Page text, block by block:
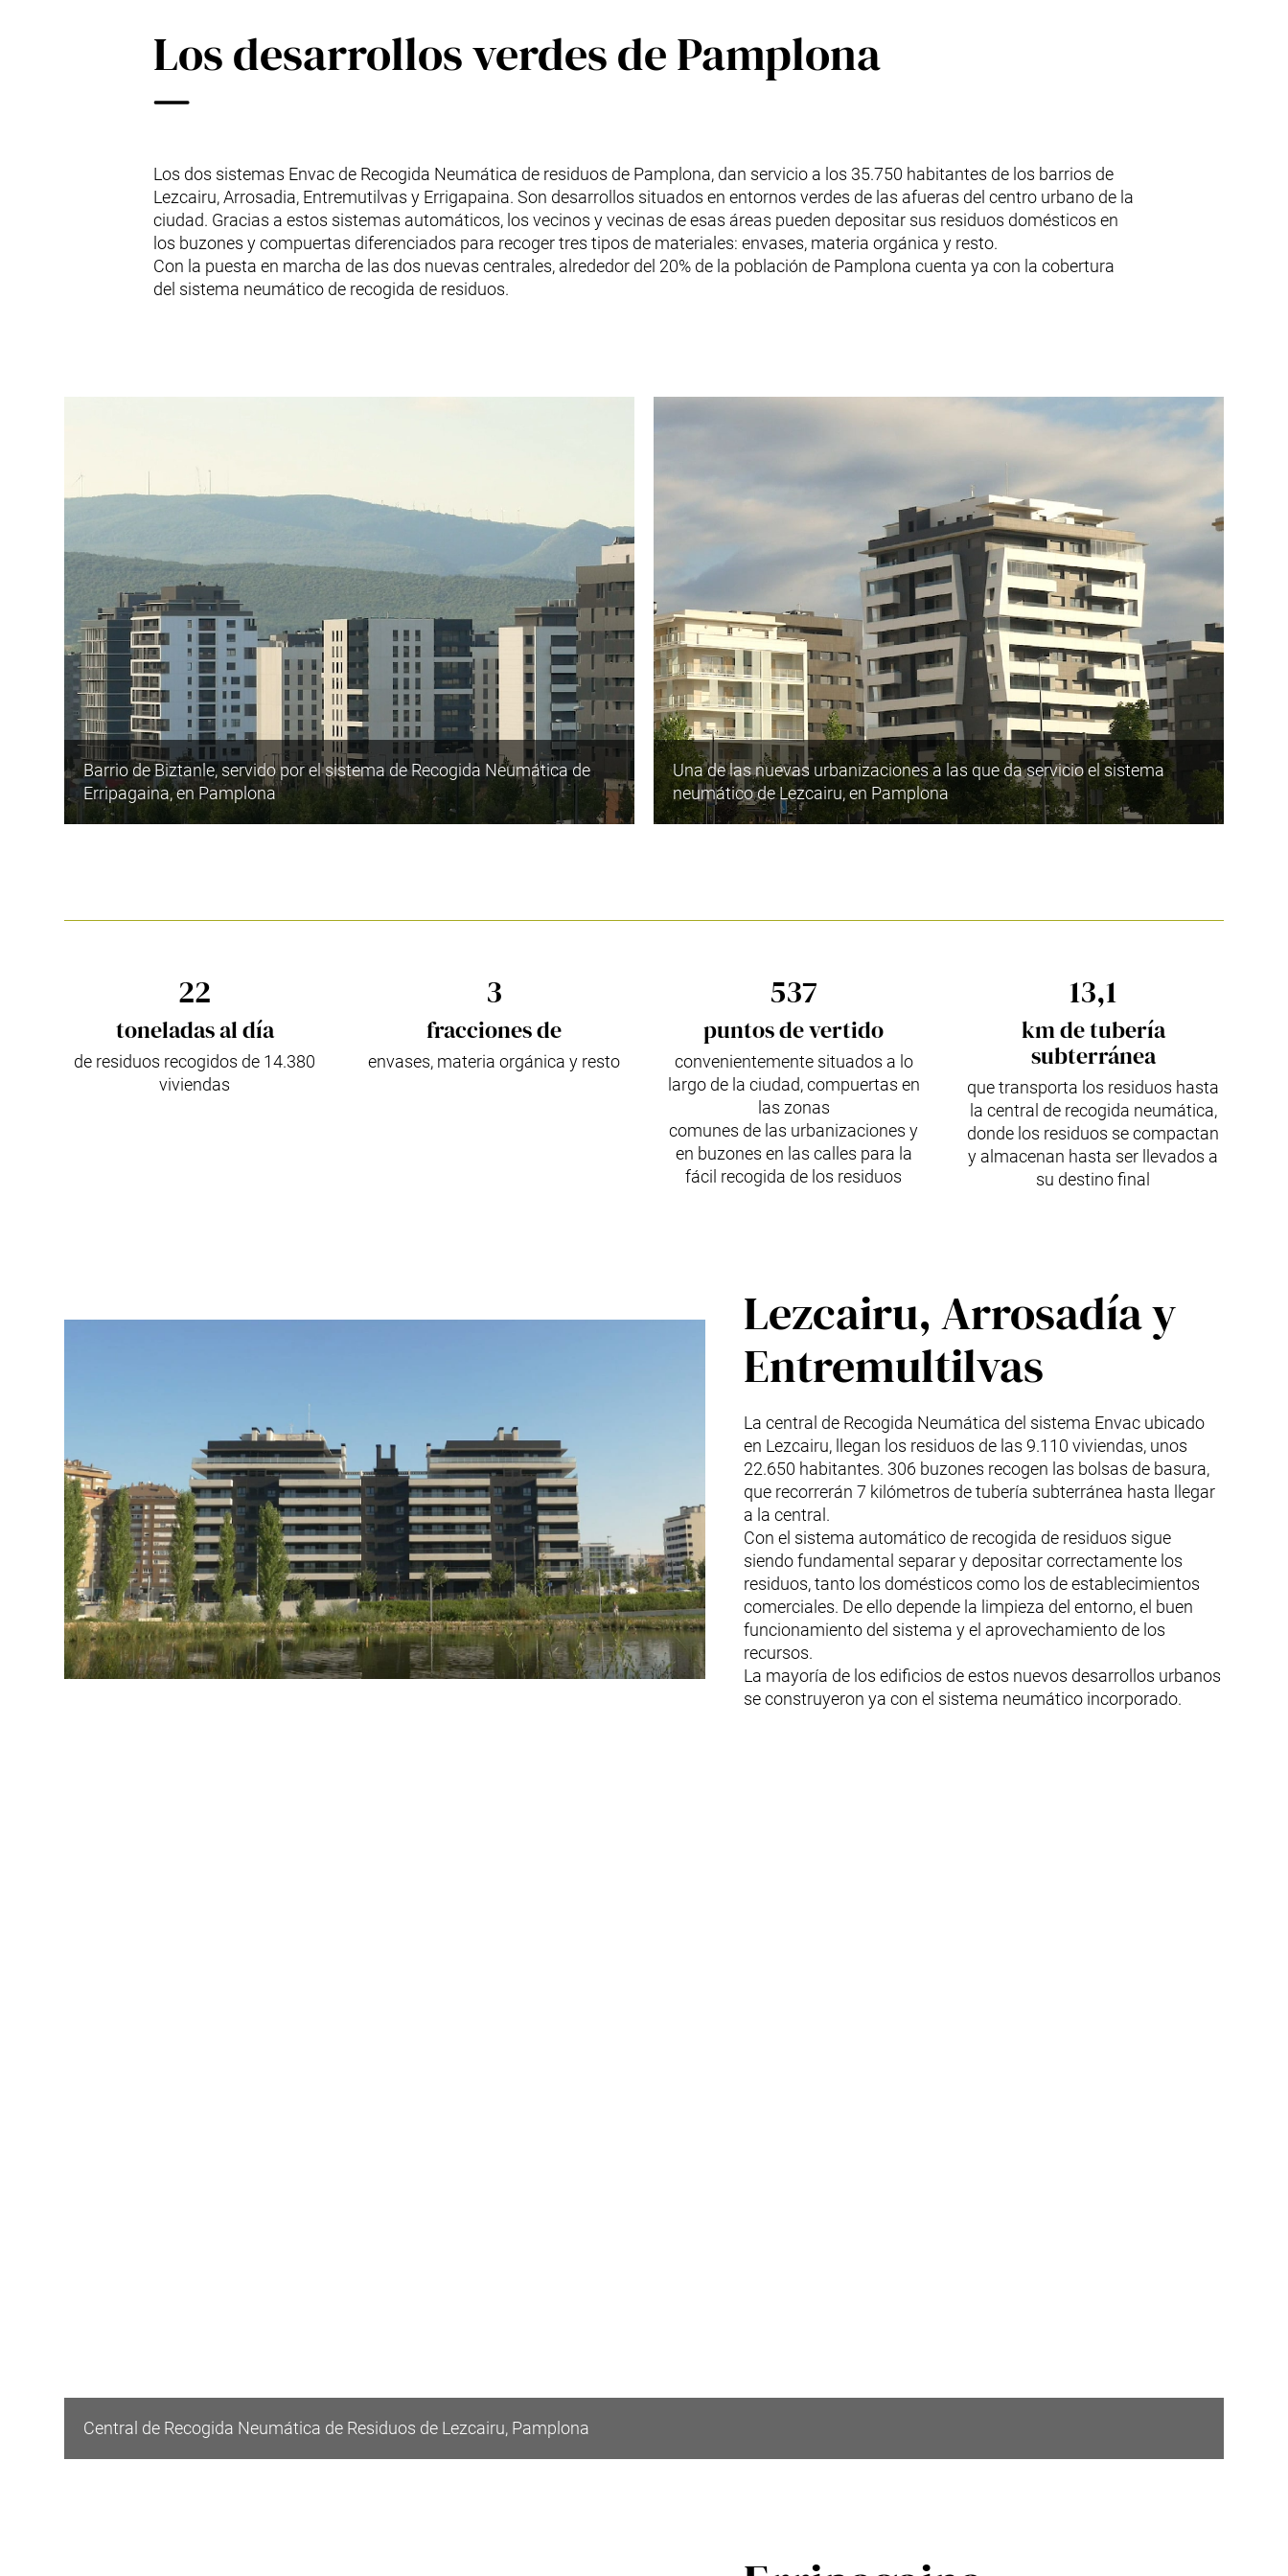
Los desarrollos verdes de Pamplona
Los dos sistemas Envac de Recogida Neumática de residuos de Pamplona, dan servicio a los 35.750 habitantes de los barrios de
Lezcairu, Arrosadia, Entremutilvas y Errigapaina. Son desarrollos situados en entornos verdes de las afueras del centro urbano de la
ciudad. Gracias a estos sistemas automáticos, los vecinos y vecinas de esas áreas pueden depositar sus residuos domésticos en
los buzones y compuertas diferenciados para recoger tres tipos de materiales: envases, materia orgánica y resto.
Con la puesta en marcha de las dos nuevas centrales, alrededor del 20% de la población de Pamplona cuenta ya con la cobertura
del sistema neumático de recogida de residuos.
Barrio de Biztanle, servido por el sistema de Recogida Neumática de
Erripagaina, en Pamplona
Una de las nuevas urbanizaciones a las que da servicio el sistema
neumático de Lezcairu, en Pamplona
22
toneladas al día
de residuos recogidos de 14.380
viviendas
3
fracciones de
envases, materia orgánica y resto
537
puntos de vertido
convenientemente situados a lo
largo de la ciudad, compuertas en
las zonas
comunes de las urbanizaciones y
en buzones en las calles para la
fácil recogida de los residuos
13,1
km de tubería
subterránea
que transporta los residuos hasta
la central de recogida neumática,
donde los residuos se compactan
y almacenan hasta ser llevados a
su destino final
Lezcairu, Arrosadía y
Entremultilvas
La central de Recogida Neumática del sistema Envac ubicado
en Lezcairu, llegan los residuos de las 9.110 viviendas, unos
22.650 habitantes. 306 buzones recogen las bolsas de basura,
que recorrerán 7 kilómetros de tubería subterránea hasta llegar
a la central.
Con el sistema automático de recogida de residuos sigue
siendo fundamental separar y depositar correctamente los
residuos, tanto los domésticos como los de establecimientos
comerciales. De ello depende la limpieza del entorno, el buen
funcionamiento del sistema y el aprovechamiento de los
recursos.
La mayoría de los edificios de estos nuevos desarrollos urbanos
se construyeron ya con el sistema neumático incorporado.
Central de Recogida Neumática de Residuos de Lezcairu, Pamplona